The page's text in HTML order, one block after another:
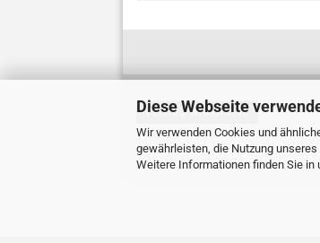
Diese Webseite
Wir verwenden Cookies und
gewährleisten, die Nutzung
Weitere Informationen finden Sie in
Vertrag widerrufen